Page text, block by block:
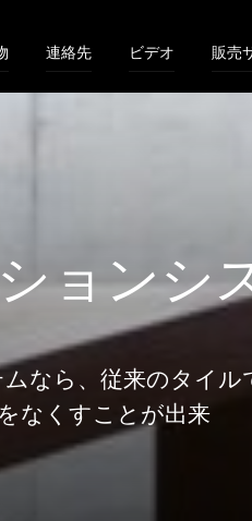
連絡先 ビデオ 販売
ョンシ
ムなら、従来のタイ
なくすことが出来